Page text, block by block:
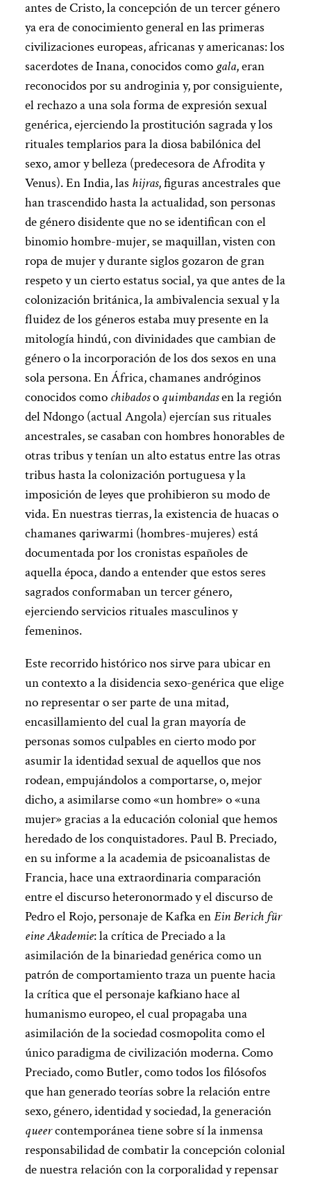
antes de Cristo, la concepción de un tercer género
ya era de conocimiento general en las primeras
civilizaciones europeas, africanas y americanas: los
sacerdotes de Inana, conocidos como gala, eran
reconocidos por su androginia y, por consiguiente,
el rechazo a una sola forma de expresión sexual
genérica, ejerciendo la prostitución sagrada y los
rituales templarios para la diosa babilónica del
sexo, amor y belleza (predecesora de Afrodita y
Venus). En India, las hijras, figuras ancestrales que
han trascendido hasta la actualidad, son personas
de género disidente que no se identifican con el
binomio hombre-mujer, se maquillan, visten con
ropa de mujer y durante siglos gozaron de gran
respeto y un cierto estatus social, ya que antes de la
colonización británica, la ambivalencia sexual y la
fluidez de los géneros estaba muy presente en la
mitología hindú, con divinidades que cambian de
género o la incorporación de los dos sexos en una
sola persona. En África, chamanes andróginos
conocidos como chibadoso quimbandasen la región
del Ndongo (actual Angola) ejercían sus rituales
ancestrales, se casaban con hombres honorables de
otras tribus y tenían un alto estatus entre las otras
tribus hasta la colonización portuguesa y la
imposición de leyes que prohibieron su modo de
vida. En nuestras tierras, la existencia de huacas o
chamanes qariwarmi (hombres-mujeres) está
documentada por los cronistas españoles de
aquella época, dando a entender que estos seres
sagrados conformaban un tercer género,
ejerciendo servicios rituales masculinos y
femeninos.
Este recorrido histórico nos sirve para ubicar en
un contexto a la disidencia sexo-genérica que elige
no representar o ser parte de una mitad,
encasillamiento del cual la gran mayoría de
personas somos culpables en cierto modo por
asumir la identidad sexual de aquellos que nos
rodean, empujándolos a comportarse, o, mejor
dicho, a asimilarse como «un hombre» o «una
mujer» gracias a la educación colonial que hemos
heredado de los conquistadores. Paul B. Preciado,
en su informe a la academia de psicoanalistas de
Francia, hace una extraordinaria comparación
entre el discurso heteronormado y el discurso de
Pedro el Rojo, personaje de Kafka enEin Berich für
eine Akademie: la crítica de Preciado a la
asimilación de la binariedad genérica como un
patrón de comportamiento traza un puente hacia
la crítica que el personaje kafkiano hace al
humanismo europeo, el cual propagaba una
asimilación de la sociedad cosmopolita como el
único paradigma de civilización moderna. Como
Preciado, como Butler, como todos los filósofos
que han generado teorías sobre la relación entre
sexo, género, identidad y sociedad, la generación
queercontemporánea tiene sobre sí la inmensa
responsabilidad de combatir la concepción colonial
de nuestra relación con la corporalidad y repensar